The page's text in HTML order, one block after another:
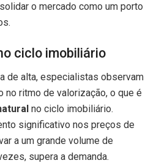
o mercado como um porto
ciclo imobiliário
de alta, especialistas observam
no ritmo de valorização, o que é
no ciclo imobiliário.
significativo nos preços de
a um grande volume de
supera a demanda.